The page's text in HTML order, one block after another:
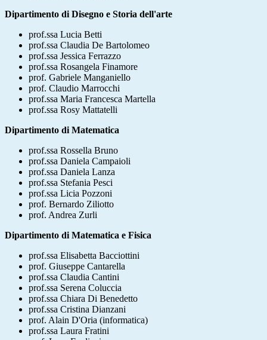
Dipartimento di Disegno e Storia dell'arte
prof.ssa Lucia Betti
prof.ssa Claudia De Bartolomeo
prof.ssa Jessica Ferrazzo
prof.ssa Rosangela Finamore
prof. Gabriele Manganiello
prof. Claudio Marrocchi
prof.ssa Maria Francesca Martella
prof.ssa Rosy Mattatelli
Dipartimento di Matematica
prof.ssa Rossella Bruno
prof.ssa Daniela Campaioli
prof.ssa Daniela Lanza
prof.ssa Stefania Pesci
prof.ssa Licia Pozzoni
prof. Bernardo Ziliotto
prof. Andrea Zurli
Dipartimento di Matematica e Fisica
prof.ssa Elisabetta Bacciottini
prof. Giuseppe Cantarella
prof.ssa Claudia Cantini
prof.ssa Serena Coluccia
prof.ssa Chiara Di Benedetto
prof.ssa Cristina Dianzani
prof. Alain D'Oria (informatica)
prof.ssa Laura Fratini